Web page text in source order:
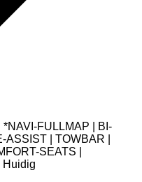
FULLMAP | BI-
| TOWBAR |
SEATS |
Huidig